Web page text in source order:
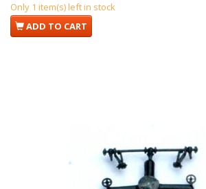
Only 1 item(s) left in stock
ADD TO CART